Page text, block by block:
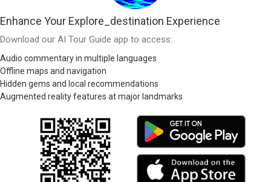
Enhance Your Explore_destination Experience
Download our AI Tour Guide app to access:
Audio commentary in multiple languages
Offline maps and navigation
Hidden gems and local recommendations
Augmented reality features at major landmarks